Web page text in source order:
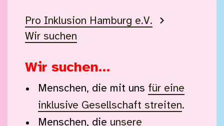
Sie sind hier:
Pro Inklusion Hamburg e.V.
Wir suchen
Wir suchen…
Menschen, die mit uns für eine
inklusive Gesellschaft streiten.
Menschen, die unsere